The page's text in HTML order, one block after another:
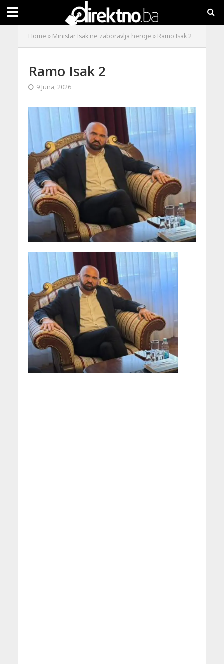
Home » Ministar Isak ne zaboravlja heroje » Ramo Isak 2
Ramo Isak 2
9 Juna, 2026